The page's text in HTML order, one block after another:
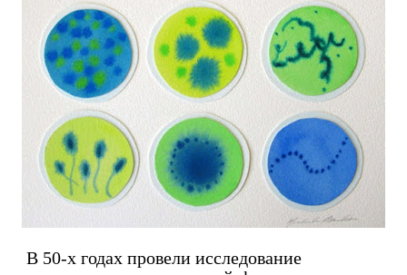
В 50-х годах провели исследование